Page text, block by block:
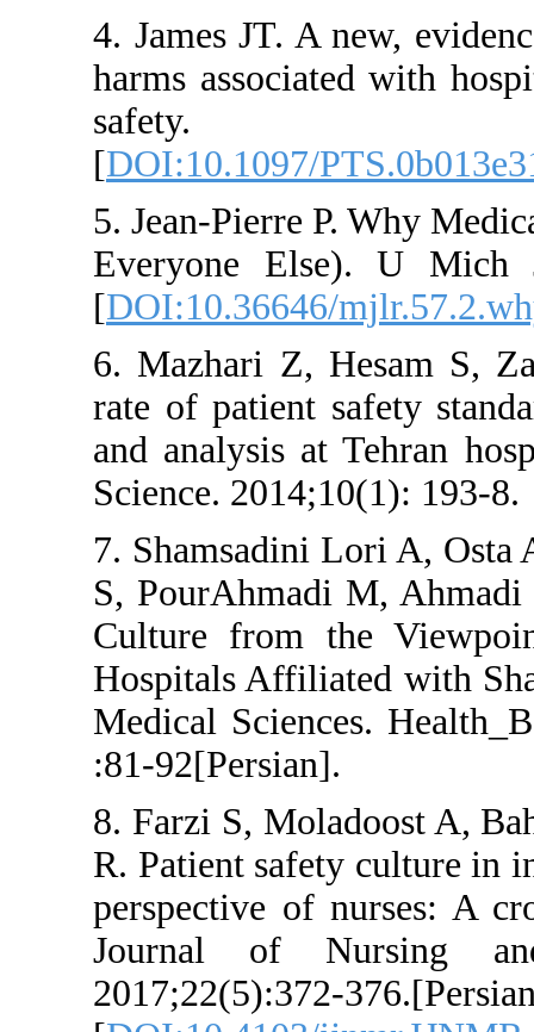
4. James JT. A
harms
[DOI:10.1097/
5. Jean-Pierre
Everyone
[DOI:10.36646/
6. Mazhari Z,
rate of patient
and analysis at
Science.
7. Shamsadini
S, PourAhmadi
Culture from
Hospitals
Medical
:81-92[Persian].
8. Farzi S,
R. Patient
perspective of
Journal of
2017;22(5):372-